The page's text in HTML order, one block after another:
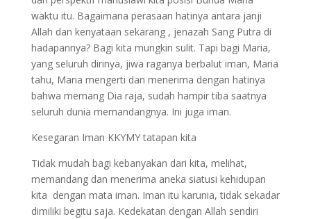
waktu itu. Bagaimana perasaan hatinya antara janji
Allah dan kenyataan sekarang , jenazah Sang Putra di
hadapannya? Bagi kita mungkin sulit. Tapi bagi Maria,
yang seluruh dirinya, jiwa raganya berbalut iman, Maria
tahu, Maria mengerti dan menerima dengan hatinya
bahwa memang Dia raja, sudah hampir tiba saatnya
seluruh dunia memandangnya. Ini juga iman.
Kesegaran Iman KKYMY tatapan kita
Tidak mudah bagi kebanyakan dari kita, melihat,
memandang dan menerima aneka siatusi kehidupan
kita dengan mata iman. Iman itu karunia, tidak sekadar
dimiliki begitu saja. Kedekatan dengan Allah sendiri